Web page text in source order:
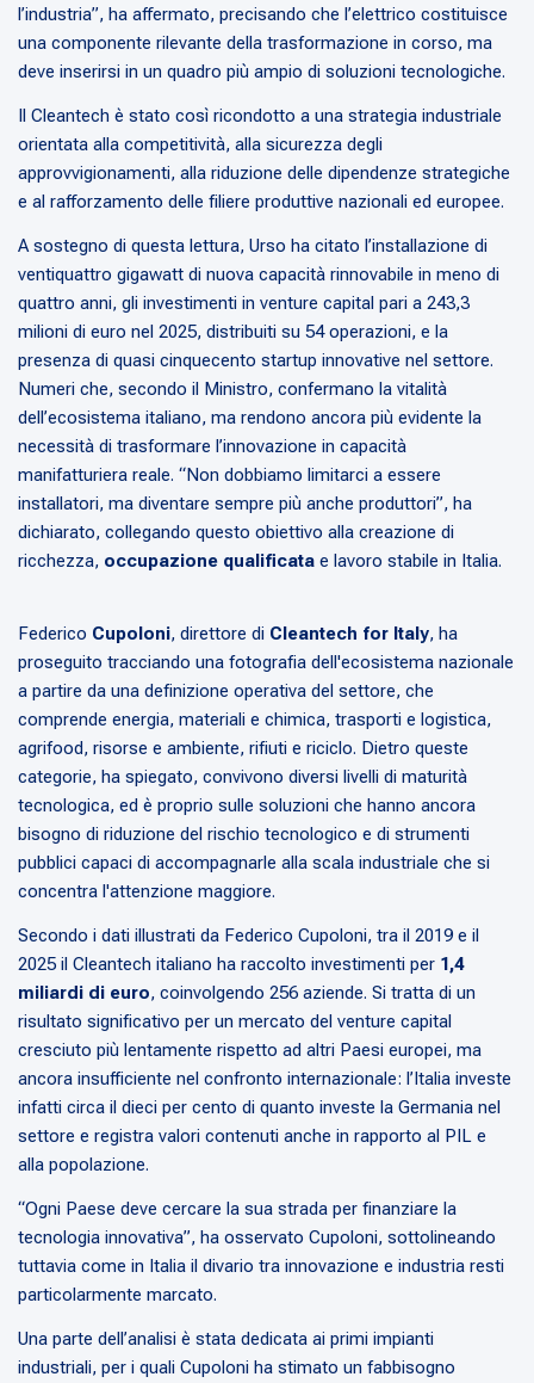
l’industria”, ha affermato, precisando che l’elettrico costituisce
una componente rilevante della trasformazione in corso, ma
deve inserirsi in un quadro più ampio di soluzioni tecnologiche.
Il Cleantech è stato così ricondotto a una strategia industriale
orientata alla competitività, alla sicurezza degli
approvvigionamenti, alla riduzione delle dipendenze strategiche
e al rafforzamento delle filiere produttive nazionali ed europee.
A sostegno di questa lettura, Urso ha citato l’installazione di
ventiquattro gigawatt di nuova capacità rinnovabile in meno di
quattro anni, gli investimenti in venture capital pari a 243,3
milioni di euro nel 2025, distribuiti su 54 operazioni, e la
presenza di quasi cinquecento startup innovative nel settore.
Numeri che, secondo il Ministro, confermano la vitalità
dell’ecosistema italiano, ma rendono ancora più evidente la
necessità di trasformare l’innovazione in capacità
manifatturiera reale. “Non dobbiamo limitarci a essere
installatori, ma diventare sempre più anche produttori”, ha
dichiarato, collegando questo obiettivo alla creazione di
ricchezza, occupazione qualificata e lavoro stabile in Italia.
Federico Cupoloni, direttore di Cleantech for Italy, ha
proseguito tracciando una fotografia dell'ecosistema nazionale
a partire da una definizione operativa del settore, che
comprende energia, materiali e chimica, trasporti e logistica,
agrifood, risorse e ambiente, rifiuti e riciclo. Dietro queste
categorie, ha spiegato, convivono diversi livelli di maturità
tecnologica, ed è proprio sulle soluzioni che hanno ancora
bisogno di riduzione del rischio tecnologico e di strumenti
pubblici capaci di accompagnarle alla scala industriale che si
concentra l'attenzione maggiore.
Secondo i dati illustrati da Federico Cupoloni, tra il 2019 e il
2025 il Cleantech italiano ha raccolto investimenti per 1,4
miliardi di euro, coinvolgendo 256 aziende. Si tratta di un
risultato significativo per un mercato del venture capital
cresciuto più lentamente rispetto ad altri Paesi europei, ma
ancora insufficiente nel confronto internazionale: l’Italia investe
infatti circa il dieci per cento di quanto investe la Germania nel
settore e registra valori contenuti anche in rapporto al PIL e
alla popolazione.
“Ogni Paese deve cercare la sua strada per finanziare la
tecnologia innovativa”, ha osservato Cupoloni, sottolineando
tuttavia come in Italia il divario tra innovazione e industria resti
particolarmente marcato.
Una parte dell’analisi è stata dedicata ai primi impianti
industriali, per i quali Cupoloni ha stimato un fabbisogno